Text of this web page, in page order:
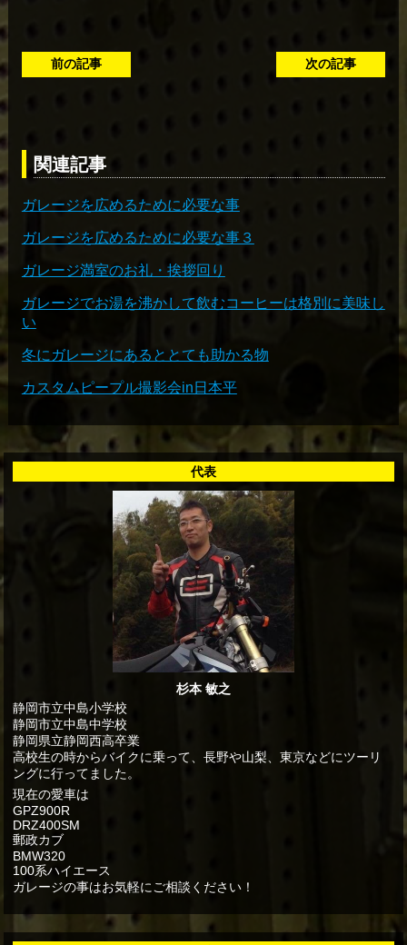
前の記事 次の記事
関連記事
ガレージを広めるために必要な事
ガレージを広めるために必要な事３
ガレージ満室のお礼・挨拶回り
ガレージでお湯を沸かして飲むコーヒーは格別に美味し
い
冬にガレージにあるととても助かる物
カスタムピープル撮影会in日本平
代表
杉本 敏之
静岡市立中島小学校
静岡市立中島中学校
静岡県立静岡西高卒業
高校生の時からバイクに乗って、長野や山梨、東京などにツーリ
ングに行ってました。
現在の愛車は
GPZ900R
DRZ400SM
郵政カブ
BMW320
100系ハイエース
ガレージの事はお気軽にご相談ください！